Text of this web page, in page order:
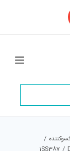
/
/
1SS387